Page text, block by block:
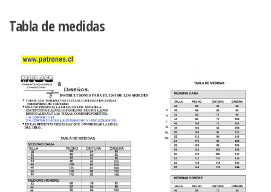
DE
EN
ESCOTE.
cantidad
Tabla de medidas